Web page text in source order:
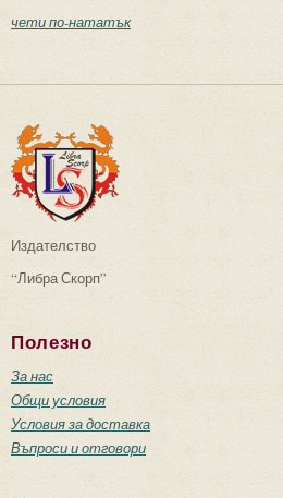
чети по-нататък
Издателство
“Либра Скорп”
Полезно
За нас
Общи условия
Условия за доставка
Въпроси и отговори